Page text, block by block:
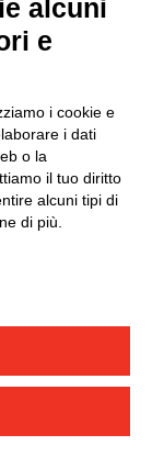
– D. lgs.
Solutions
alcuni
e
i cookie e
i dati
o la
il tuo diritto
alcuni tipi di
di più.